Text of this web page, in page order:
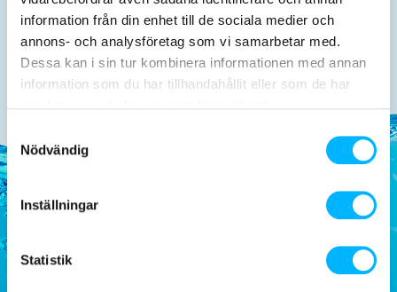
information från din enhet till de sociala medier och
annons- och analysföretag som vi samarbetar med.
Dessa kan i sin tur kombinera informationen med annan
information som du har tillhandahållit eller som de har
Nödvändig
Inställningar
Statistik
Mat & dryck